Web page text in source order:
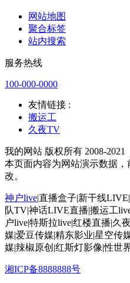
网站地图
聚合标签
站内搜索
服务热线
100-000-0000
友情链接 :
搬运工
久夜TV
我的网站 版权所有 2008-2021
本页面内容为网站演示数据
改。
神户live|直播盒子|新干线
队TV|神话LIVE直播|搬运工
户live|特斯拉live|红楼直播|久
媒|爱豆传媒|精东影业|星空传
媒|辣椒原创|红斯灯影像|性世
湘ICP备8888888号